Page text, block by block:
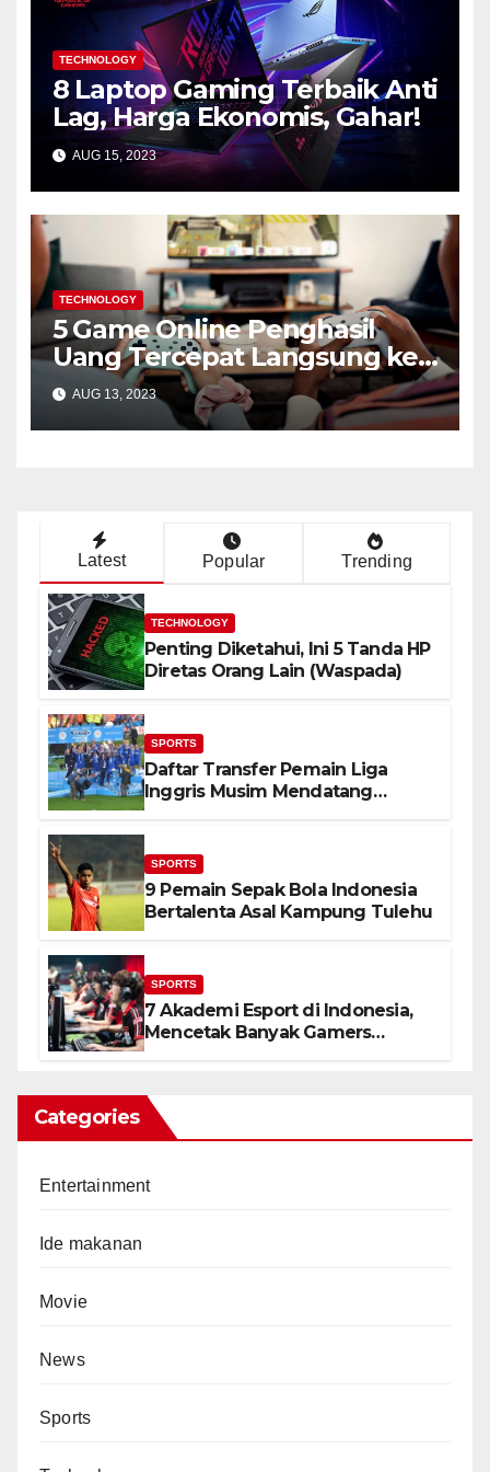
TECHNOLOGY
8 Laptop Gaming Terbaik Anti
Lag, Harga Ekonomis, Gahar!
AUG 15, 2023
TECHNOLOGY
5 Game Online Penghasil
Uang Tercepat Langsung ke
Rekening
AUG 13, 2023
Latest Popular Trending
TECHNOLOGY
Penting Diketahui, Ini 5 Tanda HP
Diretas Orang Lain (Waspada)
SPORTS
Daftar Transfer Pemain Liga
Inggris Musim Mendatang
SPORTS
9 Pemain Sepak Bola Indonesia
Bertalenta Asal Kampung Tulehu
SPORTS
7 Akademi Esport di Indonesia,
Mencetak Banyak Gamers
Categories
Entertainment
Ide makanan
Movie
News
Sports